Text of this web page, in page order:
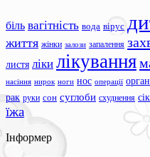
біль вагітність вода вірус
життя жінки залози запалення
листя ліки лікування
насіння нирок ноги нос операції
рак руки сон суглоби схуднення сік
їжа
Інформер